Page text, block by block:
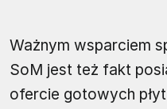
Ważnym wsparciem
SoM jest też fakt
ofercie gotowych